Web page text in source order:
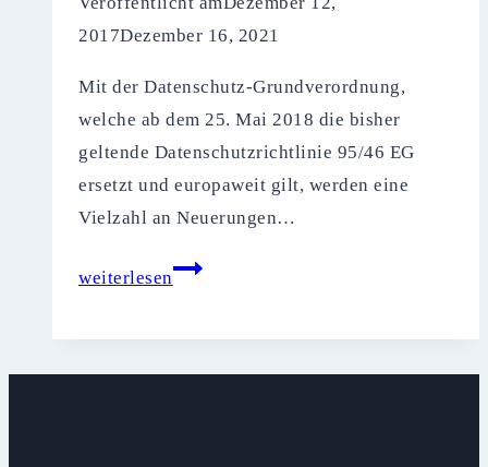
Großbritannien
2017Dezember 16, 2021
Mit der Datenschutz-Grundverordnung,
welche ab dem 25. Mai 2018 die bisher
geltende Datenschutzrichtlinie 95/46 EG
ersetzt und europaweit gilt, werden eine
Vielzahl an Neuerungen…
weiterlesenEntfällt